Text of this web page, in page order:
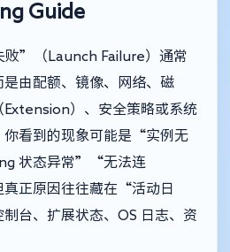
Guide
”（Launch Failure）通常
由配额、镜像、网络、磁
）、安全策略或系统
你看到的现象可能是“实例无
状态异常”“无法连
正原因往往藏在“活动日
台、扩展状态、OS 日志、资